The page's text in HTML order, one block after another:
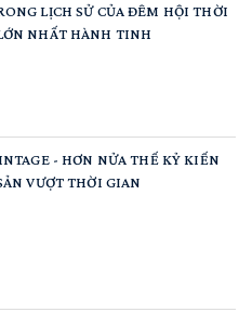
LỊCH SỬ CỦA ĐÊM HỘI THỜI
NHẤT HÀNH TINH
- HƠN NỬA THẾ KỶ KIẾN
VƯỢT THỜI GIAN